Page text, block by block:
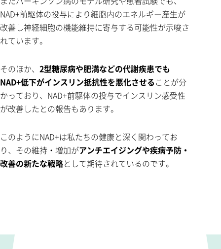
NAD+前駆体の投与により細胞内のエネルギー産生が
改善し神経細胞の機能維持に寄与する可能性が示唆さ
れています。
そのほか、 2型糖尿病や肥満などの代謝疾患でも
NAD+低下がインスリン抵抗性を悪化させる ことが分
かっており、NAD+前駆体の投与でインスリン感受性
が改善したとの報告もあります。
このようにNAD+は私たちの健康と深く関わってお
り、その維持・増加がアンチエイジングや疾病予防・
改善の新たな戦略として期待されているのです。